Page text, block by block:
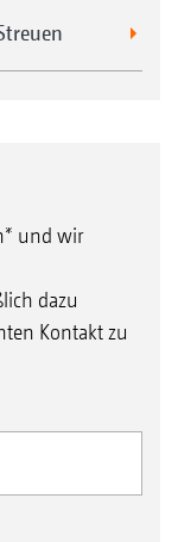
und wir
dazu
Kontakt zu